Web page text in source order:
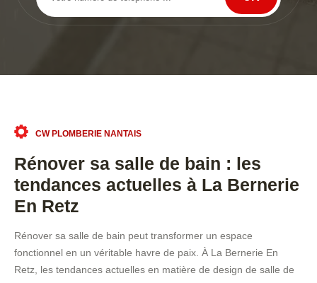
CW PLOMBERIE NANTAIS
Rénover sa salle de bain : les
tendances actuelles à La Bernerie
En Retz
Rénover sa salle de bain peut transformer un espace
fonctionnel en un véritable havre de paix. À La Bernerie En
Retz, les tendances actuelles en matière de design de salle de